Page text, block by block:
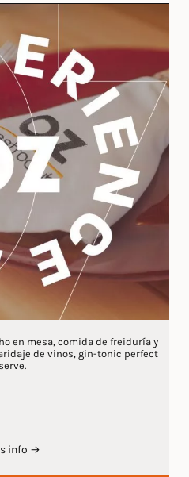
en mesa, comida de freiduría y
de vinos, gin-tonic perfect
serve.
info →